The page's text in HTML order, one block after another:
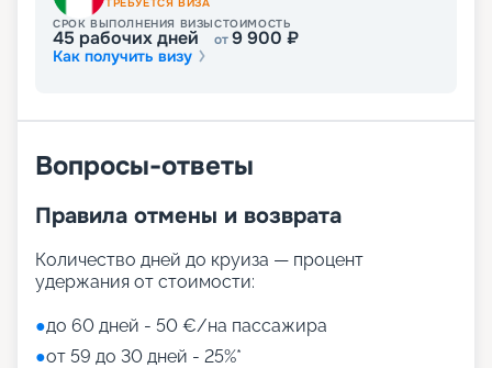
места отдыха, не уступающие по разнообразию
городским улицам. Особенно популярны:
• аквапарк с технологией виртуальной
пассажиров высотой в 11 палуб;
корме;
накрытый светодиодным куполом;
• MSC Aurea Spa – огромный выбор Spa-
процедур на площади 1000 м2;
• игровые зоны от LEGO;
• детский клуб Chicco.
СРОК ВЫПОЛНЕНИЯ ВИЗЫ
45 рабочих дней
СТОИМОСТЬ
от9 900 ₽
Как получить визу
Вопросы-ответы
Правила отмены и возврата
Количество дней до круиза — процент
удержания от стоимости:
●до 60 дней - 50 €/на пассажира
●от 59 до 30 дней - 25%*